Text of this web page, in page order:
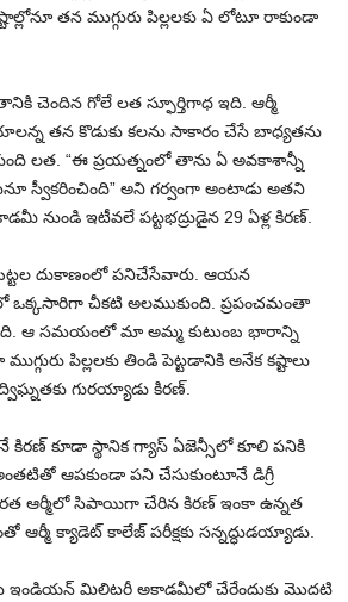
తన ముగ్గురు పిల్లలకు ఏ లోటూ రాకుండా
చెందిన గోలే లత స్ఫూర్తిగాధ ఇది. ఆర్మీ
తన కొడుకు కలను సాకారం చేసే బాధ్యతను
లత. “ఈ ప్రయత్నంలో తాను ఏ అవకాశాన్నీ
స్వీకరించింది” అని గర్వంగా అంటాడు అతని
నుండి ఇటీవలే పట్టభద్రుడైన 29 ఏళ్ల కిరణ్.
దుకాణంలో పనిచేసేవారు. ఆయన
ఒక్కసారిగా చీకటి అలముకుంది. ప్రపంచమంతా
ఆ సమయంలో మా అమ్మ కుటుంబ భారాన్ని
పిల్లలకు తిండి పెట్టడానికి అనేక కష్టాలు
గురయ్యాడు కిరణ్.
కిరణ్ కూడా స్థానిక గ్యాస్ ఏజెన్సీలో కూలి పనికి
అంతటితో ఆపకుండా పని చేసుకుంటూనే డిగ్రీ
ఆర్మీలో సిపాయిగా చేరిన కిరణ్ ఇంకా ఉన్నత
ఆర్మీ క్యాడెట్ కాలేజ్ పరీక్షకు సన్నద్ధుడయ్యాడు.
ఇండియన్ మిలిటరీ అకాడమీలో చేరేందుకు మొదటి